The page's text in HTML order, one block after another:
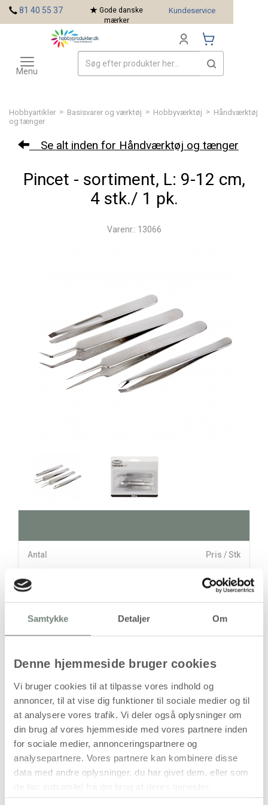
Samtykke Detaljer Om
Denne hjemmeside bruger cookies
Vi bruger cookies til at tilpasse vores indhold og
annoncer, til at vise dig funktioner til sociale medier og til
at analysere vores trafik. Vi deler også oplysninger om
din brug af vores hjemmeside med vores partnere inden
for sociale medier, annonceringspartnere og
analysepartnere. Vores partnere kan kombinere disse
data med andre oplysninger, du har givet dem, eller som
Hobbyartikler > Basisvarer og værktøj > Hobbyværktøj > Håndværktøj
og tænger
Se alt inden for Håndværktøj og tænger
Pincet - sortiment, L: 9-12 cm,
4 stk./ 1 pk.
Varenr.: 13066
Antal Pris / Stk
1 stk 97,94 kr.
kr.ekskl. moms)
Leveringsomkostninger
Læg i kurven
Din bestilling er først bindende,
når vi har bekræftet din ordre.
81 40 55 37
Gode danske
mærker
Kundeservice
Toggle
navigation
Menu
Mærker